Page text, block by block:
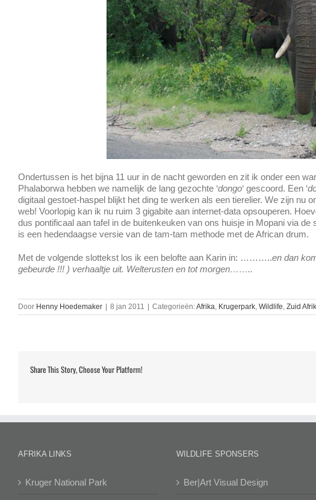
Ondertussen is het bijna 11 uur in de nacht geworden en zit ik onder een
Phalaborwa hebben we namelijk de lang gezochte ‘dongo‘ gescoord. Een ‘
digitaal gestoet-haspel blijkt het ding te werken als een tierelier. We zijn nu
web! Voorlopig kan ik nu ruim 3 gigabite aan internet-data opsouperen.
dus pontificaal aan tafel in de buitenkeuken van ons huisje in Mopani via
is een hedendaagse versie van de tam-tam methode met de African drum.
Met de volgende slottekst los ik een belofte aan Karin in: ………..en dan
gebeurde !!! ) verhaaltje uit. Welterusten en tot morgen……..
Door Henny Hoedemaker 8 jan 2011 Categorieën:Afrika, Krugerpark, Wildlife, Zuid
Share This Story, Choose Your Platform!
AFRIKA LINKS
Kruger National Park
WILDLIFE SPONSERS
Ber|Art Visual Design